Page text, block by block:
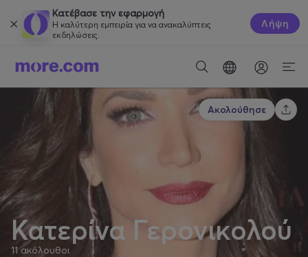
Κατέβασε την εφαρμογή
Η καλύτερη εμπειρία για να ανακαλύπτεις
εκδηλώσεις.
Λήψη
Κατερίνα Γερονικολού
11 ακόλουθοι
Ακολούθησε